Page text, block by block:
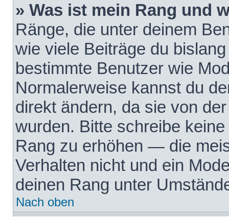
» Was ist mein Rang und
Ränge, die unter deinem
wie viele Beiträge du
bestimmte Benutzer wie
Normalerweise kannst du
direkt ändern, da sie von
wurden. Bitte schreibe
Rang zu erhöhen — die
Verhalten nicht und ein
deinen Rang unter
Nach oben